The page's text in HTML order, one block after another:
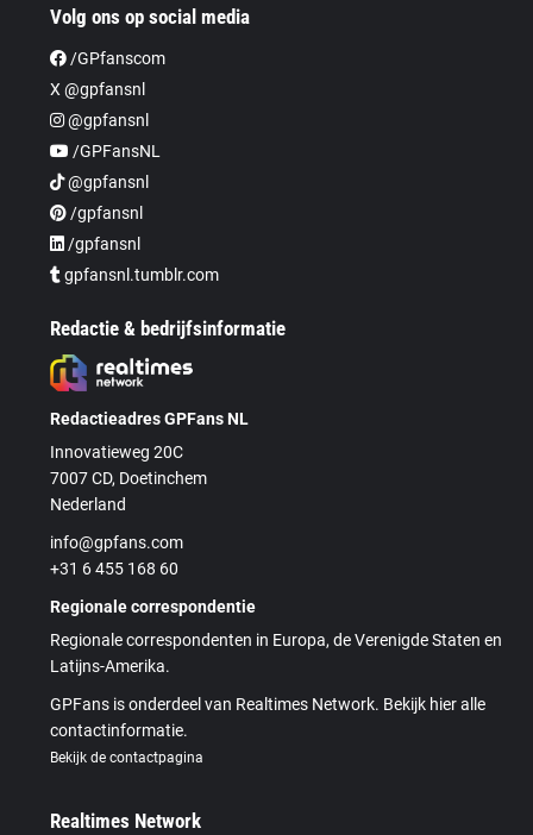
Volg ons op social media
/GPfanscom
X @gpfansnl
@gpfansnl
/GPFansNL
@gpfansnl
/gpfansnl
/gpfansnl
gpfansnl.tumblr.com
Redactie & bedrijfsinformatie
Redactieadres GPFans NL
Innovatieweg 20C
7007 CD, Doetinchem
Nederland
info@gpfans.com
+31 6 455 168 60
Regionale correspondentie
Regionale correspondenten in Europa, de Verenigde Staten en
Latijns-Amerika.
GPFans is onderdeel van Realtimes Network. Bekijk hier alle
contactinformatie.
Bekijk de contactpagina
Realtimes Network